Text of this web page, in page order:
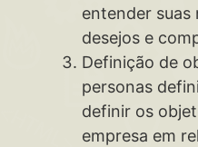
entender suas
desejos e
Definição de
personas
definir os
empresa em